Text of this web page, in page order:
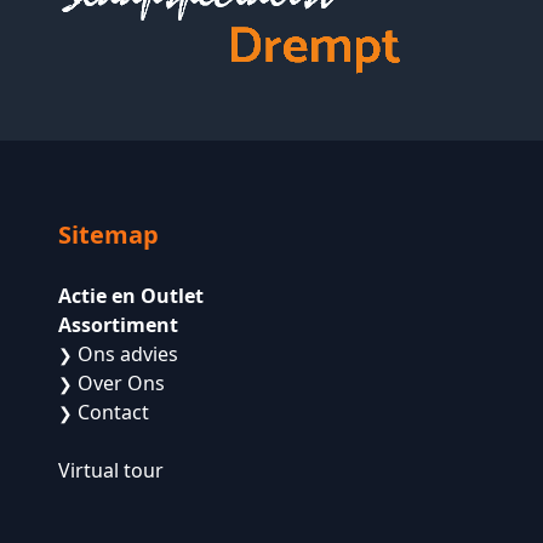
Sitemap
Actie en Outlet
Assortiment
❯ Ons advies
❯ Over Ons
❯ Contact
Virtual tour